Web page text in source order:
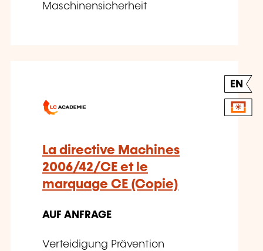
Maschinensicherheit
EN
La directive Machines
2006/42/CE et le
marquage CE (Copie)
AUF ANFRAGE
Verteidigung Prävention